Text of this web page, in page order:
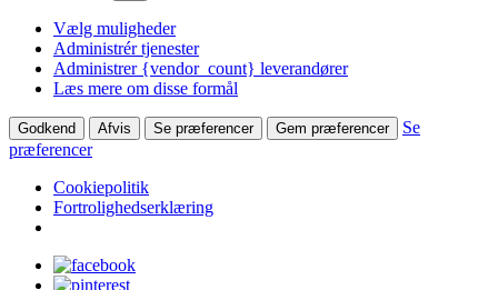
Vælg muligheder
Administrér tjenester
Administrer {vendor_count} leverandører
Læs mere om disse formål
Godkend Afvis Se præferencer Gem præferencer
Se
præferencer
Cookiepolitik
Fortrolighedserklæring